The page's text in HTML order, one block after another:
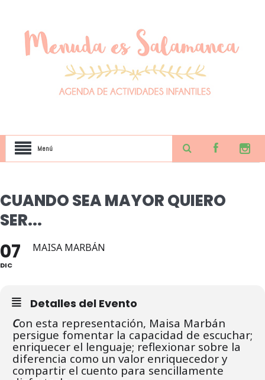
Menú
CUANDO SEA MAYOR QUIERO
SER...
07
DIC
MAISA MARBÁN
Detalles del Evento
Con esta representación, Maisa Marbán
persigue fomentar la capacidad de escuchar;
enriquecer el lenguaje; reflexionar sobre la
diferencia como un valor enriquecedor y
compartir el cuento para sencillamente